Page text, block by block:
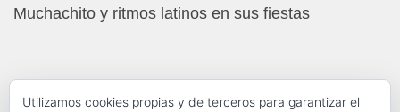
Muchachito y ritmos latinos en sus fiestas
Utilizamos cookies propias y de terceros para garantizar el